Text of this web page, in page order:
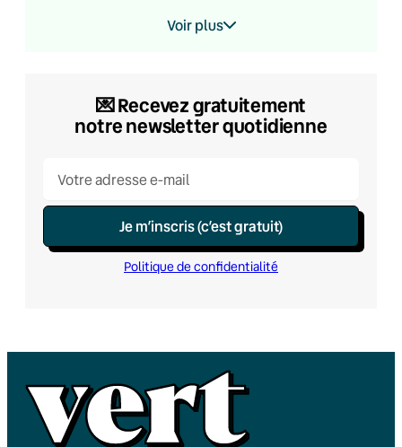
Voir plus
💌​ Recevez gratuitement
notre newsletter quotidienne
Je m’inscris (c’est gratuit)
Politique de confidentialité